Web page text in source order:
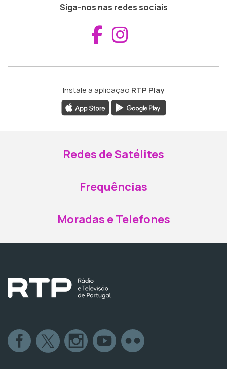
Siga-nos nas redes sociais
Aceder ao
Instale a aplicação RTP Play
Redes de Satélites
Frequências
Moradas e Telefones